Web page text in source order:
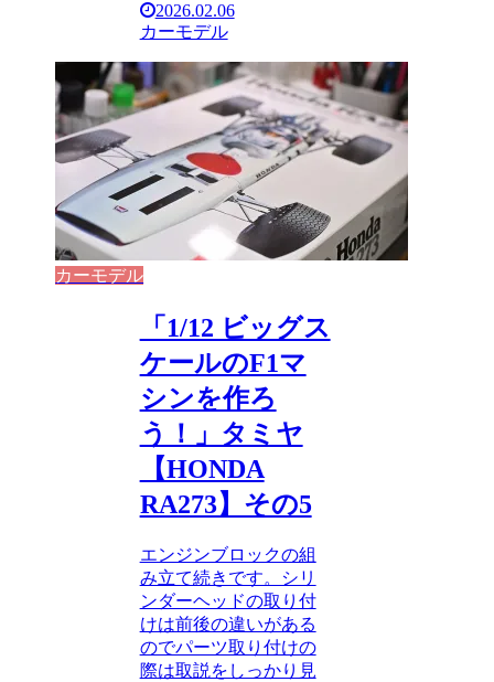
2026.02.06
カーモデル
カーモデル
「1/12 ビッグス
ケールのF1マ
シンを作ろ
う！」タミヤ
【HONDA
RA273】その5
エンジンブロックの組
み立て続きです。シリ
ンダーヘッドの取り付
けは前後の違いがある
のでパーツ取り付けの
際は取説をしっかり見